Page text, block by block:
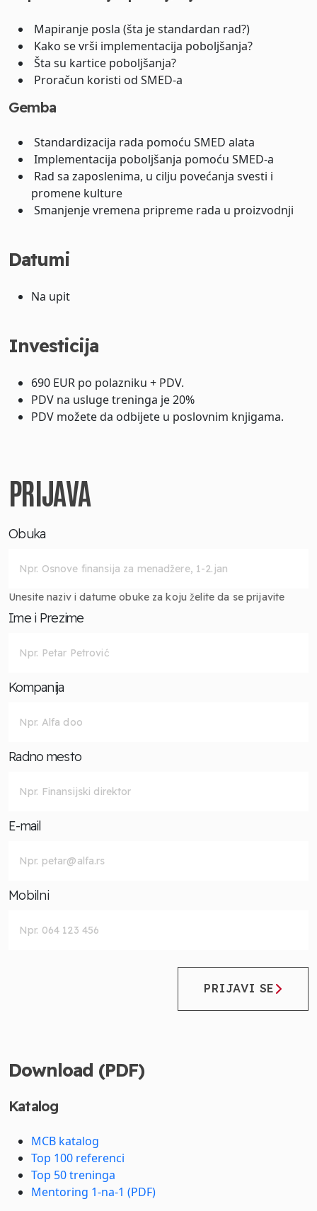
Mapiranje posla (šta je standardan rad?)
Kako se vrši implementacija poboljšanja?
Šta su kartice poboljšanja?
Proračun koristi od SMED-a
Gemba
Standardizacija rada pomoću SMED alata
Implementacija poboljšanja pomoću SMED-a
Rad sa zaposlenima, u cilju povećanja svesti i
promene kulture
Smanjenje vremena pripreme rada u proizvodnji
Datumi
Na upit
Investicija
690 EUR po polazniku + PDV.
PDV na usluge treninga je 20%
PDV možete da odbijete u poslovnim knjigama.
PRIJAVA
Obuka
Unesite naziv i datume obuke za koju želite da se prijavite
Ime i Prezime
Kompanija
Radno mesto
E-mail
Mobilni
PRIJAVI SE
Download (PDF)
Katalog
MCB katalog
Top 100 referenci
Top 50 treninga
Mentoring 1-na-1 (PDF)